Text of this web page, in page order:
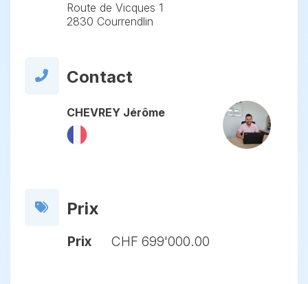
Route de Vicques 1
2830 Courrendlin
Contact
CHEVREY Jérôme
Prix
Prix CHF 699'000.00